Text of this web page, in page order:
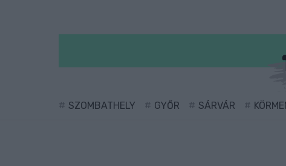
SZOMBATHELY GYŐR SÁRVÁR